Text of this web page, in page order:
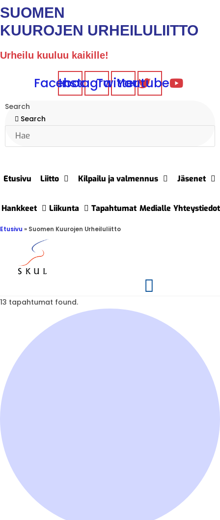
SUOMEN
KUUROJEN URHEILULIITTO
Urheilu kuuluu kaikille!
Facebook
Instagram
TwitterYoutube
Search
Search
Etusivu Liitto Kilpailu ja valmennus Jäsenet
Hankkeet Liikunta Tapahtumat Medialle Yhteystiedot
Etusivu » Suomen Kuurojen Urheiluliitto
13 tapahtumat found.